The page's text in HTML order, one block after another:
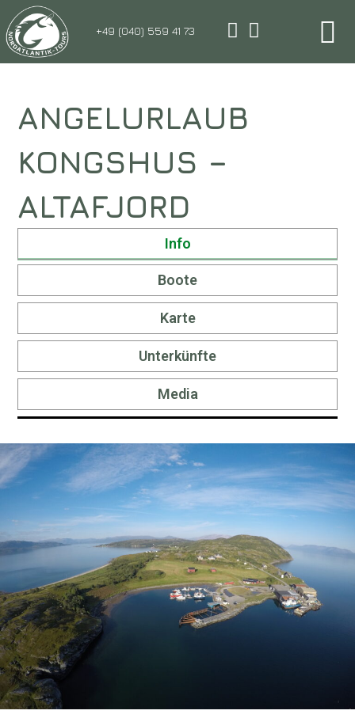
+49 (040) 559 41 73
ANGELURLAUB
KONGSHUS –
ALTAFJORD
Info
Boote
Karte
Unterkünfte
Media